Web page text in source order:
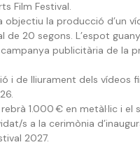
Film Festival.
objectiu la producció d’un
de 20 segons. L’espot
publicitària de la
i de lliurament dels vídeos
1.000 € en metàl·lic i el
s a la cerimònia
2027.